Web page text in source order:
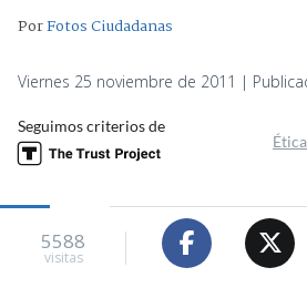
PorFotos Ciudadanas
Viernes 25 noviembre de 2011 |
Seguimos criterios de
5588
visitas